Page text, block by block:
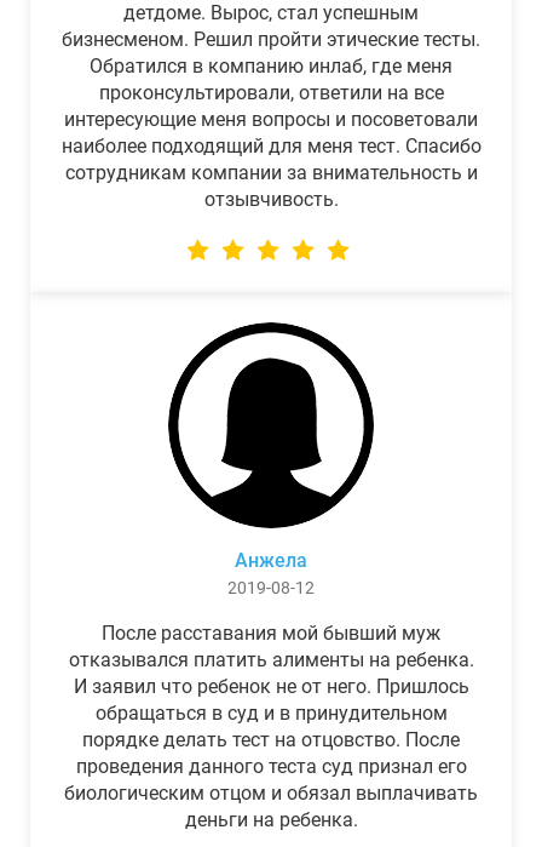
детдоме. Вырос, стал успешным
бизнесменом. Решил пройти этические тесты.
Обратился в компанию инлаб, где меня
проконсультировали, ответили на все
интересующие меня вопросы и посоветовали
наиболее подходящий для меня тест. Спасибо
сотрудникам компании за внимательность и
отзывчивость.
Анжела
2019-08-12
После расставания мой бывший муж
отказывался платить алименты на ребенка.
И заявил что ребенок не от него. Пришлось
обращаться в суд и в принудительном
порядке делать тест на отцовство. После
проведения данного теста суд признал его
биологическим отцом и обязал выплачивать
деньги на ребенка.